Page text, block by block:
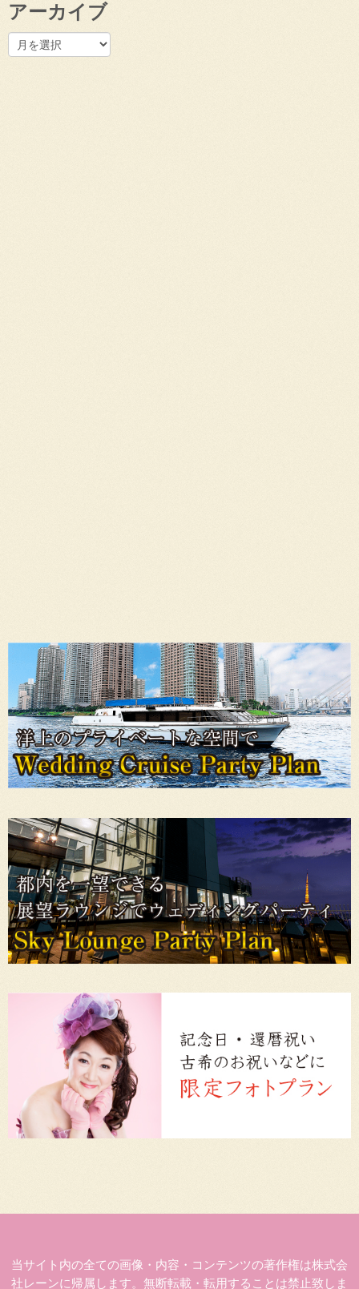
アーカイブ
当サイト内の全ての画像・内容・コンテンツの著作権は株式会
社レーンに帰属します。無断転載・転用することは禁止致しま